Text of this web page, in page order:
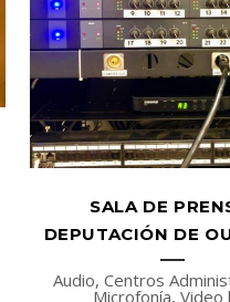
SALA DE
DEPUTACIÓN DE
Audio, Centros
Microfonía, Video